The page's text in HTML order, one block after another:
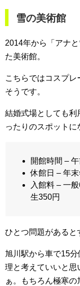
雪の美術館
2014年から「アナ
た美術館。
こちらではコスプ
そうです。
結婚式場としても利
ったりのスポットに
開館時間 –
休館日 – 年
入館料 – 一
生350円
ひとつ問題があると
旭川駅から車で15
理と考えていいと思
ぁ。もちろん極寒